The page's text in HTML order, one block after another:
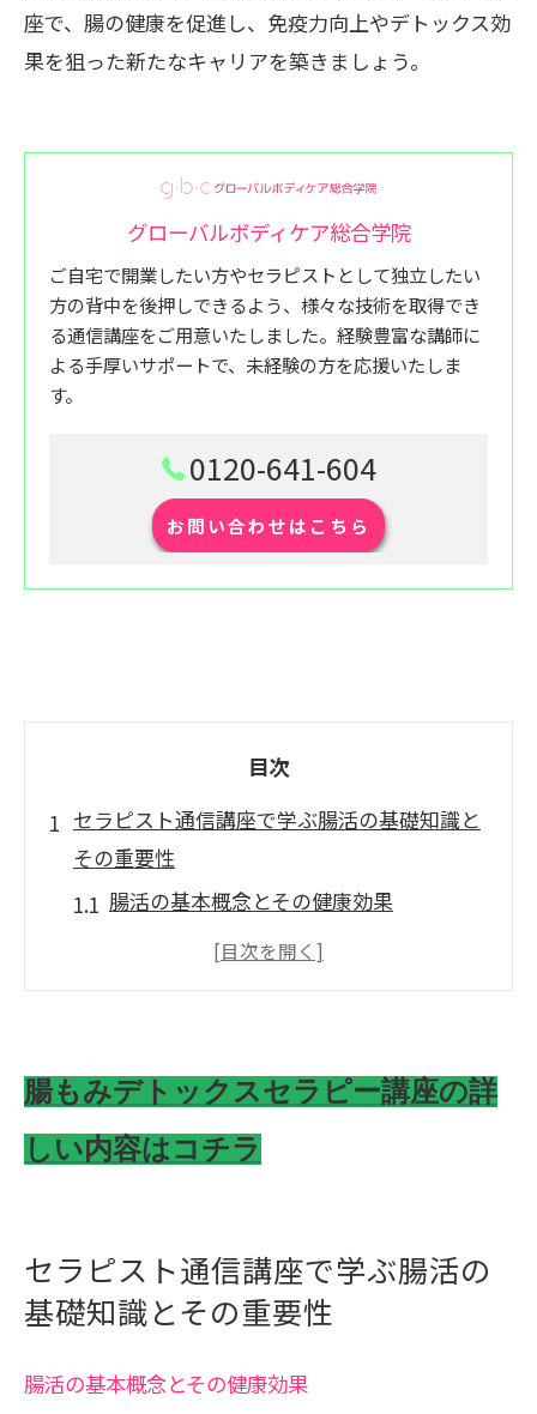
座で、腸の健康を促進し、免疫力向上やデトックス効
果を狙った新たなキャリアを築きましょう。
グローバルボディケア総合学院
ご自宅で開業したい方やセラピストとして独立したい
方の背中を後押しできるよう、様々な技術を取得でき
る通信講座をご用意いたしました。経験豊富な講師に
よる手厚いサポートで、未経験の方を応援いたしま
す。
0120-641-604
お問い合わせはこちら
目次
セラピスト通信講座で学ぶ腸活の基礎知識と
その重要性
腸活の基本概念とその健康効果
腸内環境が全身の健康に与える影響
腸活の歴史と現代における重要性
セラピスト通信講座で得られる基礎知識
の概要
日常生活における腸活の実践方法
腸活に特化したカリキュラムの全貌
通信講座で学ぶ腸内環境改善テクニック
腸もみデトックスセラピー講座の詳
しい内容はコチラ
セラピスト通信講座で学ぶ腸活の
基礎知識とその重要性
腸活の基本概念とその健康効果